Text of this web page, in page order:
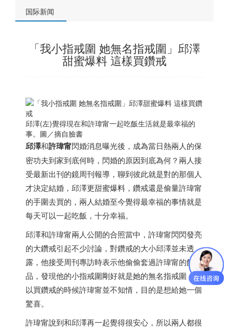
国际新闻
「我小指戒圍 她無名指戒圍」邱澤
甜蜜爆料 這樣買鑽戒
邱澤(左)覺得現在和許瑋甯一起吃飯生活就是最幸福的
事。圖／摘自臉書
邱澤和許瑋甯閃婚消息曝光後，成為當日熱兩人的保
密功夫到家到底何時，閃婚的原因到底為何？兩人接
受最新出刊的鏡周刊報導，聊到彼此就是對的那個人
才決定結婚，邱澤更甜蜜爆料，鑽戒還是偷量許瑋甯
的手圍去買的，兩人結婚至今覺得最幸福的事情就是
每天可以一起吃飯，十分幸福。
邱澤和許瑋甯兩人公開的合照當中，許瑋甯閃閃發亮
的大鑽戒引起不少討論，對鑽戒的大小邱澤並未透
露，他接受周刊專訪時表示他偷偷套過許瑋甯的飾
品，發現他的小指戒圍剛好就是她的無名指戒圍，所
以買鑽戒的時候許瑋甯並不知情，目的是想給她一個
驚喜。
許瑋甯說到和邱澤再一起覺得很安心，所以兩人都很